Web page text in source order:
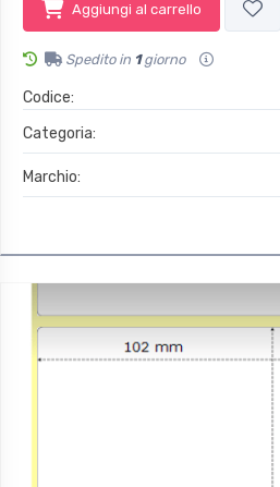
Aggiungi al carrello
Spedito in 1giorno
Codice:
Categoria:
Marchio: